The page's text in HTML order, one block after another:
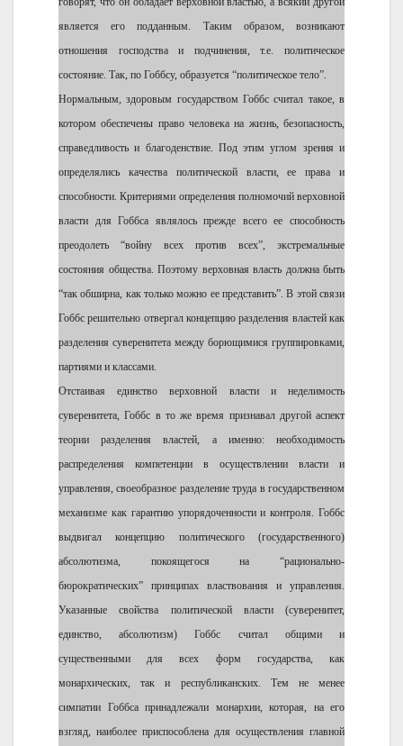
является его подданным. Таким образом, возникают
отношения господства и подчинения, т.е. политическое
состояние. Так, по Гоббсу, образуется “политическое тело”.
Нормальным, здоровым государством Гоббс считал такое, в
котором обеспечены право человека на жизнь, безопасность,
справедливость и благоденствие. Под этим углом зрения и
определялись качества политической власти, ее права и
способности. Критериями определения полномочий верховной
власти для Гоббса являлось прежде всего ее способность
преодолеть “войну всех против всех”, экстремальные
состояния общества. Поэтому верховная власть должна быть
“так обширна, как только можно ее представить”. В этой связи
Гоббс решительно отвергал концепцию разделения властей как
разделения суверенитета между борющимися группировками,
партиями и классами.
Отстаивая единство верховной власти и неделимость
суверенитета, Гоббс в то же время признавал другой аспект
теории разделения властей, а именно: необходимость
распределения компетенции в осуществлении власти и
управления, своеобразное разделение труда в государственном
механизме как гарантию упорядоченности и контроля. Гоббс
выдвигал концепцию политического (государственного)
абсолютизма, покоящегося на “рационально-
бюрократических” принципах властвования и управления.
Указанные свойства политической власти (суверенитет,
единство, абсолютизм) Гоббс считал общими и
существенными для всех форм государства, как
монархических, так и республиканских. Тем не менее
симпатии Гоббса принадлежали монархии, которая, на его
взгляд, наиболее приспособлена для осуществления главной